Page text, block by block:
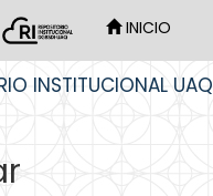
INICIO
INSTITUCIONAL UAQ